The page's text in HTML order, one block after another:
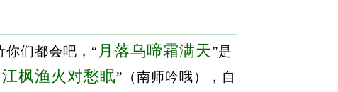
们都会吧，“月落乌啼霜满天”是
枫渔火对愁眠”（南师吟哦），自